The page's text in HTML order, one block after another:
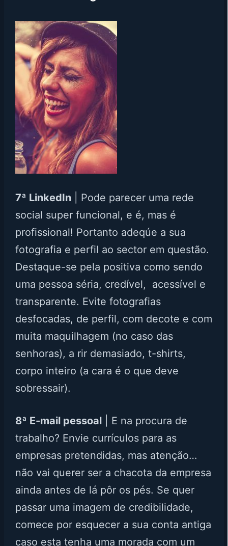
7ª LinkedIn | Pode parecer uma rede
social super funcional, e é, mas é
profissional! Portanto adeqúe a sua
fotografia e perfil ao sector em questão.
Destaque-se pela positiva como sendo
uma pessoa séria, credível, acessível e
transparente. Evite fotografias
desfocadas, de perfil, com decote e com
muita maquilhagem (no caso das
senhoras), a rir demasiado, t-shirts,
corpo inteiro (a cara é o que deve
sobressair).
8ª E-mail pessoal | E na procura de
trabalho? Envie currículos para as
empresas pretendidas, mas atenção…
não vai querer ser a chacota da empresa
ainda antes de lá pôr os pés. Se quer
passar uma imagem de credibilidade,
comece por esquecer a sua conta antiga
caso esta tenha uma morada com um